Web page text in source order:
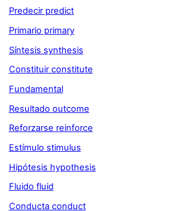
Predecir predict
Primario primary
Síntesis synthesis
Constituir constitute
Fundamental
Resultado outcome
Reforzarse reinforce
Estímulo stimulus
Hipótesis hypothesis
Fluido fluid
Conducta conduct